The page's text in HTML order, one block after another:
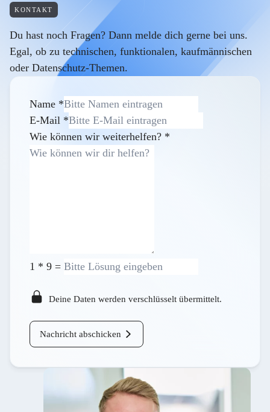
KONTAKT
Du hast noch Fragen? Dann melde dich gerne bei uns.
Egal, ob zu technischen, funktionalen, kaufmännischen
oder Datenschutz-Themen.
Name *
E-Mail *
Wie können wir weiterhelfen? *
1 * 9 =
Deine Daten werden verschlüsselt übermittelt.
Nachricht abschicken